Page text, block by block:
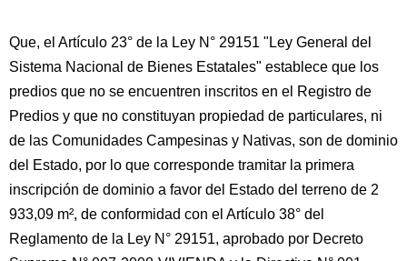
Que, el Artículo 23° de la Ley N° 29151 "Ley General del
Sistema Nacional de Bienes Estatales" establece que los
predios que no se encuentren inscritos en el Registro de
Predios y que no constituyan propiedad de particulares, ni
de las Comunidades Campesinas y Nativas, son de dominio
del Estado, por lo que corresponde tramitar la primera
inscripción de dominio a favor del Estado del terreno de 2
933,09 m², de conformidad con el Artículo 38° del
Reglamento de la Ley N° 29151, aprobado por Decreto